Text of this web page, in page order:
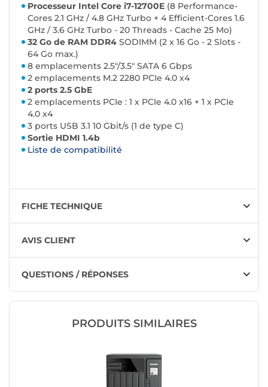
Processeur Intel Core i7-12700E (8 Performance-
Cores 2.1 GHz / 4.8 GHz Turbo + 4 Efficient-Cores 1.6
GHz / 3.6 GHz Turbo - 20 Threads - Cache 25 Mo)
32 Go de RAM DDR4 SODIMM (2 x 16 Go - 2 Slots -
64 Go max.)
8 emplacements 2.5"/3.5" SATA 6 Gbps
2 emplacements M.2 2280 PCIe 4.0 x4
2 ports 2.5 GbE
2 emplacements PCIe : 1 x PCIe 4.0 x16 + 1 x PCIe
4.0 x4
3 ports USB 3.1 10 Gbit/s (1 de type C)
Sortie HDMI 1.4b
Liste de compatibilité
FICHE TECHNIQUE
AVIS CLIENT
QUESTIONS / RÉPONSES
PRODUITS SIMILAIRES